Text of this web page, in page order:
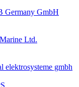
Germany GmbH
Ltd.
elektrosysteme gmbh